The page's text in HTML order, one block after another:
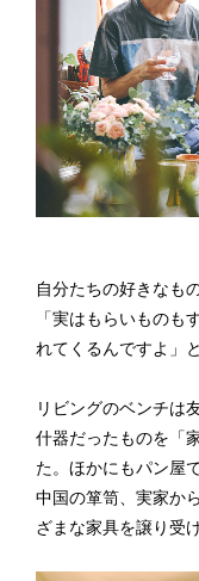
自分たちの好きなも
「実はもらいものも
れてくるんですよ」
リビングのベンチは
什器だったものを「
た。ほかにもパン屋
中国の箪笥、実家か
ざまな家具を譲り受